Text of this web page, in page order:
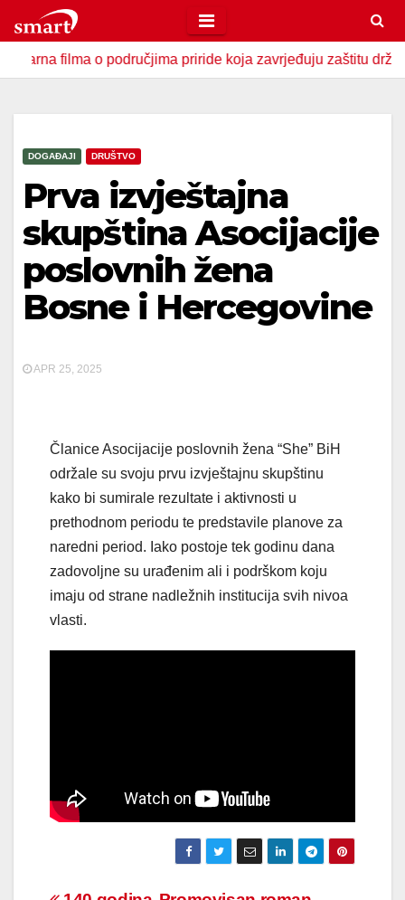
to
contento područjima priride koja zavrjeđuju zaštitu države
DOGAĐAJI DRUŠTVO
Prva izvještajna
skupština Asocijacije
poslovnih žena
Bosne i Hercegovine
APR 25, 2025
Članice Asocijacije poslovnih žena “She” BiH
održale su svoju prvu izvještajnu skupštinu
kako bi sumirale rezultate i aktivnosti u
prethodnom periodu te predstavile planove za
naredni period. Iako postoje tek godinu dana
zadovoljne su urađenim ali i podrškom koju
imaju od strane nadležnih institucija svih nivoa
vlasti.